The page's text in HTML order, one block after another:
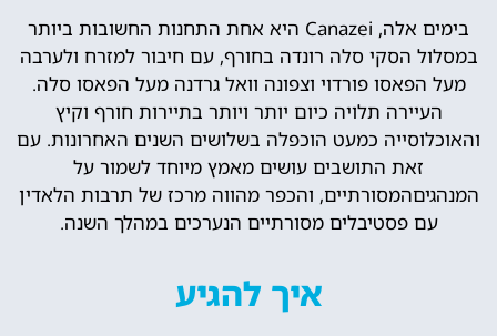
בימים אלה, Canazei היא אחת התחנות החשובות ביותר
במסלול הסקי סלה רונדה בחורף, עם חיבור למזרח ולערבה
מעל הפאסו פורדוי וצפונה וואל גרדנה מעל הפאסו סלה.
העיירה תלויה כיום יותר ויותר בתיירות חורף וקיץ
והאוכלוסייה כמעט הוכפלה בשלושים השנים האחרונות. עם
זאת התושבים עושים מאמץ מיוחד לשמור על
המנהגיםהמסורתיים, והכפר מהווה מרכז של תרבות הלאדין
עם פסטיבלים מסורתיים הנערכים במהלך השנה.
איך להגיע